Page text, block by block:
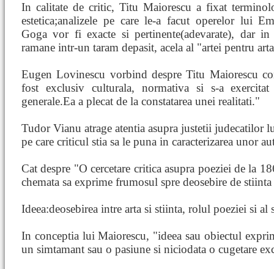
In calitate de critic, Titu Maiorescu a fixat
estetica;analizele pe care le-a facut operelor lui
Goga vor fi exacte si pertinente(adevarate), dar
ramane intr-un taram depasit, acela al "artei pentru
Eugen Lovinescu vorbind despre Titu Maiorescu
fost exclusiv culturala, normativa si s-a
generale.Ea a plecat de la constatarea unei realitati."
Tudor Vianu atrage atentia asupra justetii judecatilor
pe care criticul stia sa le puna in caracterizarea unor
Cat despre "O cercetare critica asupra poeziei de la
chemata sa exprime frumosul spre deosebire de
Ideea:deosebirea intre arta si stiinta, rolul poeziei si al
In conceptia lui Maiorescu, "ideea sau obiectul
un simtamant sau o pasiune si niciodata o cugetare